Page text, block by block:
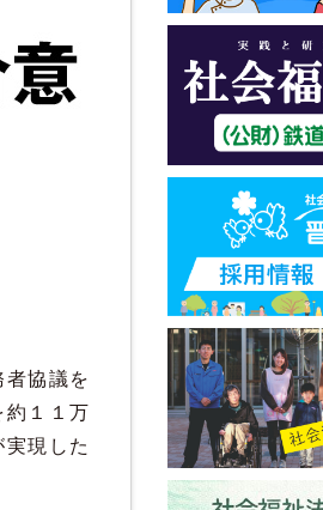
協議を
１１万
現した